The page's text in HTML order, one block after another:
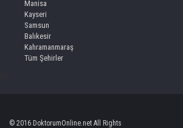
Manisa
Kayseri
Samsun
Balıkesir
Kahramanmaraş
Tüm Şehirler
© 2016 DoktorumOnline.net All Rights